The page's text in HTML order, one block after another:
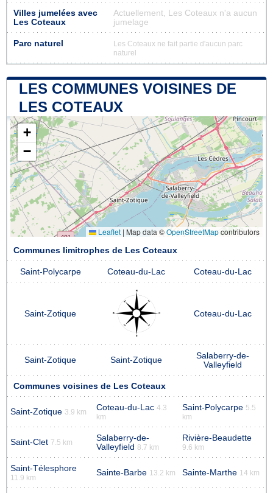
Villes jumelées avec
Les Coteaux
Actuellement, Les Coteaux n'a aucun
jumelage
Parc naturel
Les Coteaux ne fait partie d'aucun parc
naturel
LES COMMUNES VOISINES DE
LES COTEAUX
+
−
Leaflet | Map data ©OpenStreetMapcontributors
Communes limitrophes de Les Coteaux
Saint-Polycarpe Coteau-du-Lac Coteau-du-Lac
Saint-Zotique Coteau-du-Lac
Saint-Zotique Saint-Zotique
Salaberry-de-
Valleyfield
Communes voisines de Les Coteaux
Saint-Zotique 3.9 km Coteau-du-Lac 4.3
km
Saint-Polycarpe 5.5
km
Saint-Clet 7.5 km
Salaberry-de-
Valleyfield 8.7 km
Rivière-Beaudette
9.6 km
Saint-Télesphore
11.9 km
Sainte-Barbe 13.2 km Sainte-Marthe 14 km